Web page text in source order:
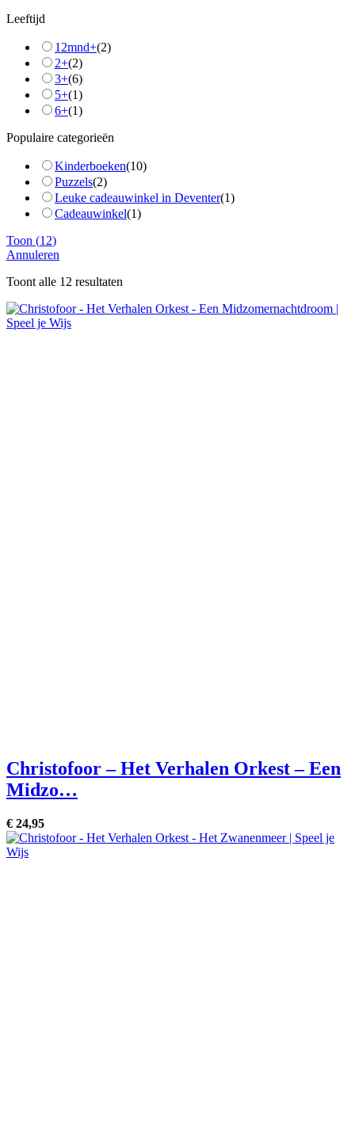
Leeftijd
12mnd+(2)
2+(2)
3+(6)
5+(1)
6+(1)
Populaire categorieën
Kinderboeken(10)
Puzzels(2)
Leuke cadeauwinkel in Deventer(1)
Cadeauwinkel(1)
Toon (12)
Annuleren
Toont alle 12 resultaten
Christofoor – Het Verhalen Orkest – Een
Midzo…
€ 24,95